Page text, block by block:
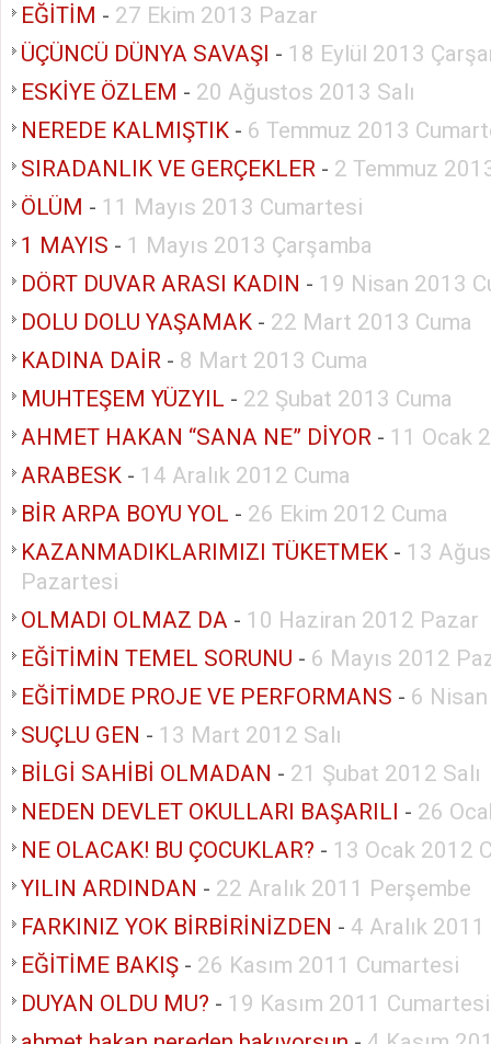
EĞİTİM - 27 Ekim 2013 Pazar
ÜÇÜNCÜ DÜNYA SAVAŞI - 18 Eylül 2013
ESKİYE ÖZLEM - 20 Ağustos 2013 Salı
NEREDE KALMIŞTIK - 6 Temmuz 2013
SIRADANLIK VE GERÇEKLER - 2 Temmuz
ÖLÜM - 11 Mayıs 2013 Cumartesi
1 MAYIS - 1 Mayıs 2013 Çarşamba
DÖRT DUVAR ARASI KADIN - 19 Nisan 2013
DOLU DOLU YAŞAMAK - 22 Mart 2013 Cuma
KADINA DAİR - 8 Mart 2013 Cuma
MUHTEŞEM YÜZYIL - 22 Şubat 2013 Cuma
AHMET HAKAN “SANA NE” DİYOR - 11 Ocak
ARABESK - 14 Aralık 2012 Cuma
BİR ARPA BOYU YOL - 26 Ekim 2012 Cuma
KAZANMADIKLARIMIZI TÜKETMEK - 13
Pazartesi
OLMADI OLMAZ DA - 10 Haziran 2012 Pazar
EĞİTİMİN TEMEL SORUNU - 6 Mayıs 2012
EĞİTİMDE PROJE VE PERFORMANS - 6
SUÇLU GEN - 13 Mart 2012 Salı
BİLGİ SAHİBİ OLMADAN - 21 Şubat 2012 Salı
NEDEN DEVLET OKULLARI BAŞARILI - 26
NE OLACAK! BU ÇOCUKLAR? - 13 Ocak 2012
YILIN ARDINDAN - 22 Aralık 2011 Perşembe
FARKINIZ YOK BİRBİRİNİZDEN - 4 Aralık
EĞİTİME BAKIŞ - 26 Kasım 2011 Cumartesi
DUYAN OLDU MU? - 19 Kasım 2011 Cumartesi